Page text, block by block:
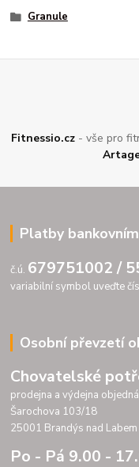
Granule
Fitnessio.cz - vše pro
Platby
č.ú. 679751002 /
variabilní symbol uveďte
Osobní převzetí
Chovatelské
prodejna a výdejna
Šarochova 103/18
25001 Brandýs nad Labem
Po - Pá 9.00 -